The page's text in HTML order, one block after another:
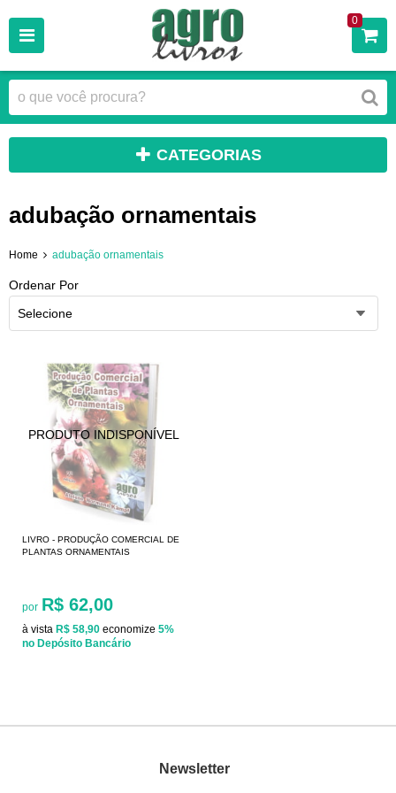
0
CATEGORIAS
adubação ornamentais
Home adubação ornamentais
Ordenar Por
Selecione
LIVRO - PRODUÇÃO COMERCIAL DE
PLANTAS ORNAMENTAIS
por R$ 62,00
à vista R$ 58,90 economize 5%
no Depósito Bancário
Newsletter